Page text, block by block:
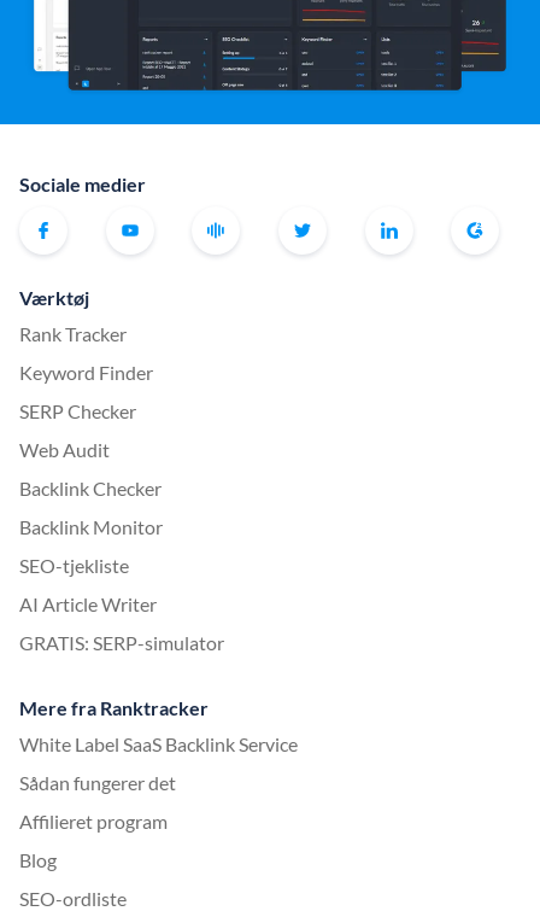
Sociale medier
Værktøj
Rank Tracker
Keyword Finder
SERP Checker
Web Audit
Backlink Checker
Backlink Monitor
SEO-tjekliste
AI Article Writer
GRATIS: SERP-simulator
Mere fra Ranktracker
White Label SaaS Backlink Service
Sådan fungerer det
Affilieret program
Blog
SEO-ordliste